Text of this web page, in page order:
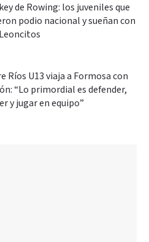
de Rowing: los juveniles que
podio nacional y sueñan con
Ríos U13 viaja a Formosa con
“Lo primordial es defender,
y jugar en equipo”